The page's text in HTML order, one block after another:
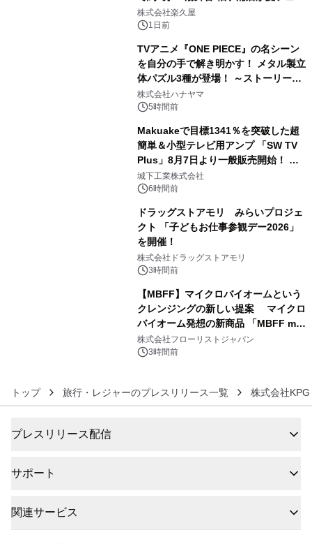
メニューを提供
株式会社楽久屋
1日前
TVアニメ『ONE PIECE』の名シーン
を自分の手で解き明かす！ メタル製立
体パズル3種が登場！ ～ストーリーと
ギミックが融合した 大人の体験型パズ
ルが8月7日(金)12時より先行予約受付
株式会社ハナヤマ
5時間前
Makuakeで目標1341％を突破した超
簡単＆小型テレビ用アンプ 「SW TV
Plus」8月7日より一般販売開始！ ケ
ーブル1本つなぐだけ、テレビの音が
ぐっと豊かに
城下工業株式会社
6時間前
ドラッグストアモリ みらいプロジェ
クト 「子どもお仕事参観デー2026」
を開催！
株式会社ドラッグストアモリ
3時間前
【MBFF】マイクロバイオームという
クレンジングの新しい提案 マイクロ
バイオーム発想の新商品 「MBFF mb
クレンジングPRO」を2026年8月6日
発売
株式会社フローリストジャパン
3時間前
トップ 旅行・レジャーのプレスリリース一覧 株式会社
プレスリリース配信
サポート
関連サービス